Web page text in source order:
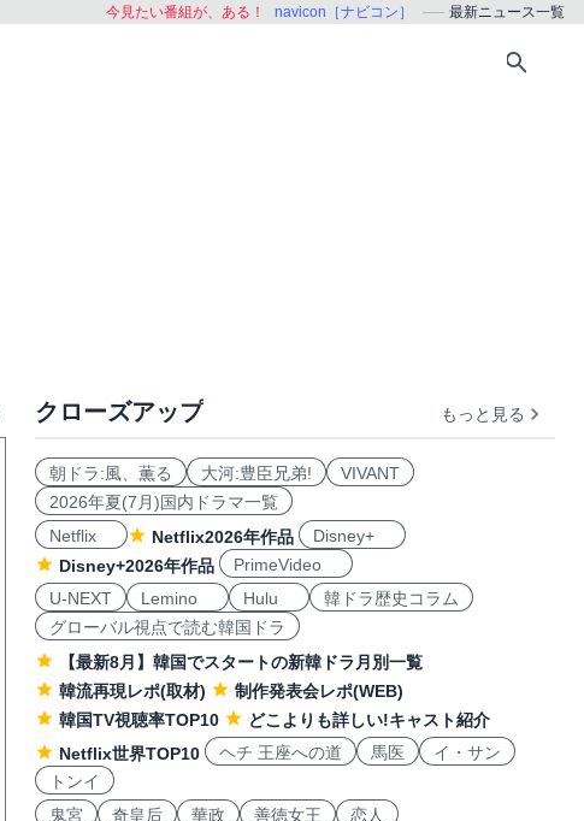
今見たい番組が、ある！ navicon［ナビコン］ 最新ニュース一覧
クローズアップ もっと見る
朝ドラ:風、薫る 大河:豊臣兄弟!
VIVANT
2026年夏(7月)国内ドラマ一覧
Netflix
Netflix2026年作品
Disney+
Disney+2026年作品
PrimeVideo
U-NEXT
Lemino Hulu
韓ドラ歴史コラム
グローバル視点で読む韓国ドラ
【最新8月】韓国でスタートの新韓ドラ月別一覧
韓流再現レポ(取材)
制作発表会レポ(WEB)
韓国TV視聴率TOP10
どこよりも詳しい!キャスト紹介
Netflix世界TOP10
ヘチ 王座への道 馬医
イ・サン
トンイ
鬼宮
奇皇后 華政 善徳女王
恋人